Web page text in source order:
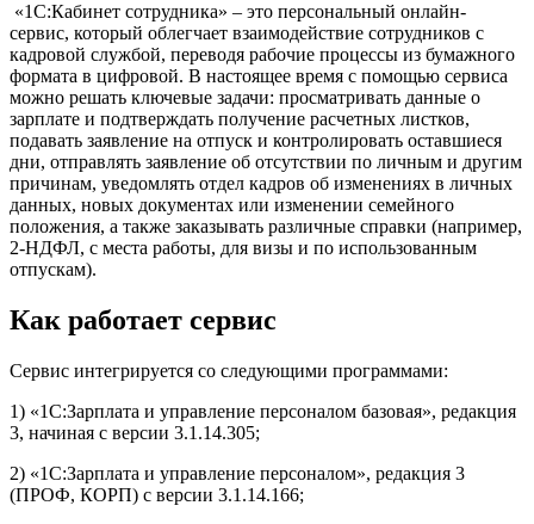
«1С:Кабинет сотрудника» – это персональный онлайн-
сервис, который облегчает взаимодействие сотрудников с
кадровой службой, переводя рабочие процессы из бумажного
формата в цифровой. В настоящее время с помощью сервиса
можно решать ключевые задачи: просматривать данные о
зарплате и подтверждать получение расчетных листков,
подавать заявление на отпуск и контролировать оставшиеся
дни, отправлять заявление об отсутствии по личным и другим
причинам, уведомлять отдел кадров об изменениях в личных
данных, новых документах или изменении семейного
положения, а также заказывать различные справки (например,
2-НДФЛ, с места работы, для визы и по использованным
отпускам).
Как работает сервис
Сервис интегрируется со следующими программами:
1) «1С:Зарплата и управление персоналом базовая», редакция
3, начиная с версии 3.1.14.305;
2) «1С:Зарплата и управление персоналом», редакция 3
(ПРОФ, КОРП) с версии 3.1.14.166;